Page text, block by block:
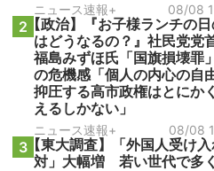
ニュース速報+ 08/08
2 【政治】『お子様ランチの
はどうなるの？』社民党党
福島みずほ氏「国旗損壊罪
の危機感「個人の内心の自
抑圧する高市政権はとにか
えるしかない」
ニュース速報+ 08/08
3【東大調査】「外国人受け入
対」大幅増 若い世代で多く